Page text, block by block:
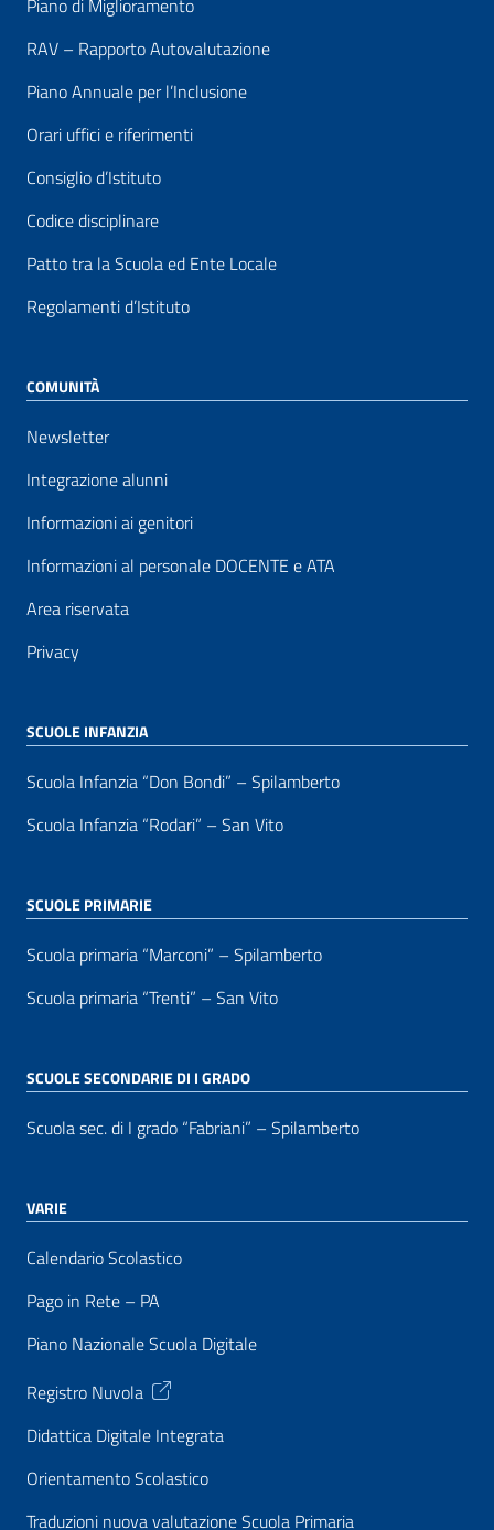
Piano di Miglioramento
RAV – Rapporto Autovalutazione
Piano Annuale per l’Inclusione
Orari uffici e riferimenti
Consiglio d’Istituto
Codice disciplinare
Patto tra la Scuola ed Ente Locale
Regolamenti d’Istituto
COMUNITÀ
Newsletter
Integrazione alunni
Informazioni ai genitori
Informazioni al personale DOCENTE e ATA
Area riservata
Privacy
SCUOLE INFANZIA
Scuola Infanzia “Don Bondi” – Spilamberto
Scuola Infanzia “Rodari” – San Vito
SCUOLE PRIMARIE
Scuola primaria “Marconi” – Spilamberto
Scuola primaria “Trenti” – San Vito
SCUOLE SECONDARIE DI I GRADO
Scuola sec. di I grado “Fabriani” – Spilamberto
VARIE
Calendario Scolastico
Pago in Rete – PA
Piano Nazionale Scuola Digitale
Registro Nuvola
Didattica Digitale Integrata
Orientamento Scolastico
Traduzioni nuova valutazione Scuola Primaria